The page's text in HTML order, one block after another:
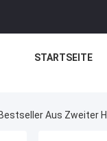
STARTSEITE
Bestseller Aus Zweiter